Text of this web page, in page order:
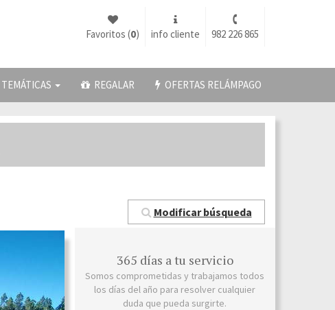
982 226 865
info cliente
Favoritos (0)
TEMÁTICAS REGALAR OFERTAS RELÁMPAGO
Modificar búsqueda
365 días a tu servicio
Somos comprometidas y trabajamos todos
los días del año para resolver cualquier
duda que pueda surgirte.